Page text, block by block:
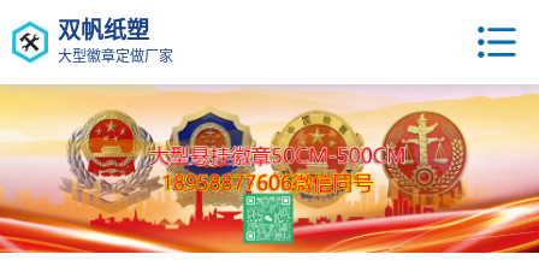
双帆纸塑
大型徽章定做厂家